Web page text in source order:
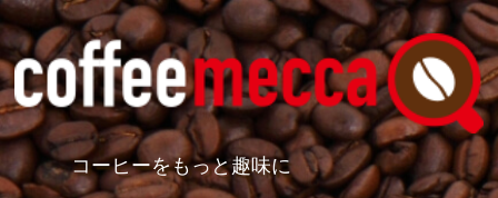
コーヒーをもっと趣味に